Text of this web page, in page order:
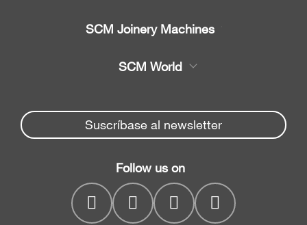
Recambios
Empresa
SCM Joinery Machines
Canteadoras
Regruesadoras
Cepilladoras
regruesadoras
CNC drilling centres
SCM World
Spare parts service
myPortal
Suscríbase al newsletter
Follow us on